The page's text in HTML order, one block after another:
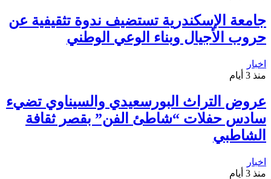
جامعة الإسكندرية تستضيف ندوة تثقيفية عن
حروب الأجيال وبناء الوعي الوطني
اخبار
منذ 3 أيام
عروض التراث البورسعيدي والسيناوي تضيء
سادس حفلات “شاطئ الفن” بقصر ثقافة
الشاطبي
اخبار
منذ 3 أيام